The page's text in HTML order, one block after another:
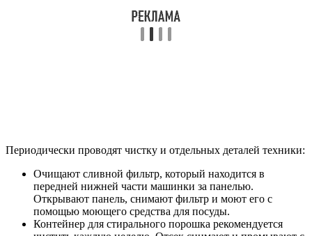
Периодически проводят чистку и отдельных деталей техники:
Очищают сливной фильтр, который находится в
передней нижней части машинки за панелью.
Открывают панель, снимают фильтр и моют его с
помощью моющего средства для посуды.
Контейнер для стирального порошка рекомендуется